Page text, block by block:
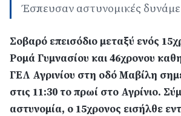
Έσπευσαν αστυνομικές
Σοβαρό επεισόδιο μεταξύ ενός
Ρομά Γυμνασίου και 46χρονου
ΓΕΛ Αγρινίου στη οδό Μαβίλη
στις 11:30 το πρωί στο Αγρίνιο.
αστυνομία, ο 15χρονος εισήλθε